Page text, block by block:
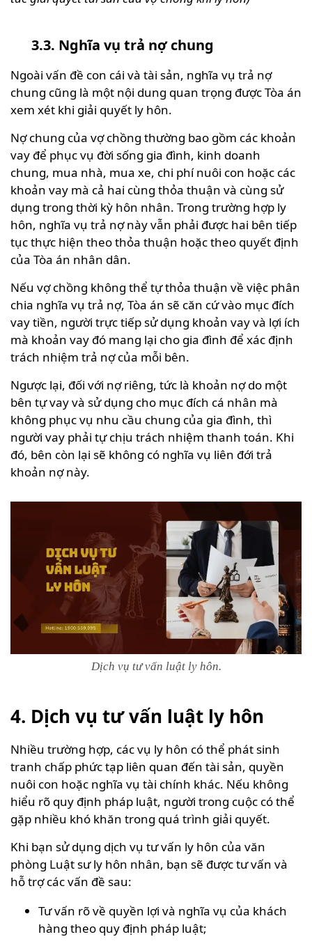
3.3. Nghĩa vụ trả nợ chung
Ngoài vấn đề con cái và tài sản, nghĩa vụ trả nợ
chung cũng là một nội dung quan trọng được Tòa án
xem xét khi giải quyết ly hôn.
Nợ chung của vợ chồng thường bao gồm các khoản
vay để phục vụ đời sống gia đình, kinh doanh
chung, mua nhà, mua xe, chi phí nuôi con hoặc các
khoản vay mà cả hai cùng thỏa thuận và cùng sử
dụng trong thời kỳ hôn nhân. Trong trường hợp ly
hôn, nghĩa vụ trả nợ này vẫn phải được hai bên tiếp
tục thực hiện theo thỏa thuận hoặc theo quyết định
của Tòa án nhân dân.
Nếu vợ chồng không thể tự thỏa thuận về việc phân
chia nghĩa vụ trả nợ, Tòa án sẽ căn cứ vào mục đích
vay tiền, người trực tiếp sử dụng khoản vay và lợi ích
mà khoản vay đó mang lại cho gia đình để xác định
trách nhiệm trả nợ của mỗi bên.
Ngược lại, đối với nợ riêng, tức là khoản nợ do một
bên tự vay và sử dụng cho mục đích cá nhân mà
không phục vụ nhu cầu chung của gia đình, thì
người vay phải tự chịu trách nhiệm thanh toán. Khi
đó, bên còn lại sẽ không có nghĩa vụ liên đới trả
khoản nợ này.
Dịch vụ tư vấn luật ly hôn.
4. Dịch vụ tư vấn luật ly hôn
Nhiều trường hợp, các vụ ly hôn có thể phát sinh
tranh chấp phức tạp liên quan đến tài sản, quyền
nuôi con hoặc nghĩa vụ tài chính khác. Nếu không
hiểu rõ quy định pháp luật, người trong cuộc có thể
gặp nhiều khó khăn trong quá trình giải quyết.
Khi bạn sử dụng dịch vụ tư vấn ly hôn của văn
phòng Luật sư ly hôn nhân, bạn sẽ được tư vấn và
hỗ trợ các vấn đề sau:
Tư vấn rõ về quyền lợi và nghĩa vụ của khách
hàng theo quy định pháp luật;